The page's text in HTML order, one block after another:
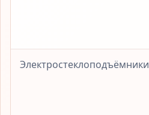
Электростеклоподъёмники